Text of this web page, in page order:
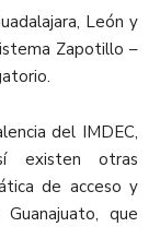
León y
Zapotillo –
del IMDEC,
existen otras
de acceso y
que